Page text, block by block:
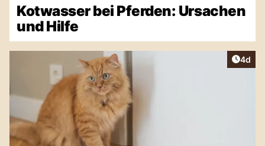
Kotwasser bei Pferden: Ursachen
und Hilfe
4d